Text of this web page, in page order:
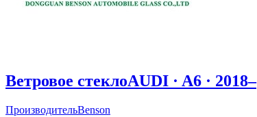
Ветровое стеклоAUDI · A6 · 2018–
ПроизводительBenson